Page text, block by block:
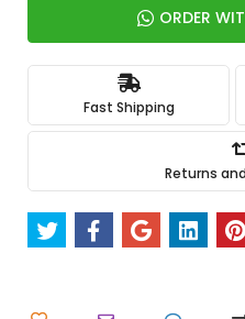
ORDER
Fast Shipping
Returns